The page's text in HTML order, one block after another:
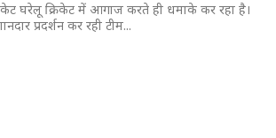
घरेलू क्रिकेट में आगाज करते ही धमाके कर रहा है।
प्रदर्शन कर रही टीम...